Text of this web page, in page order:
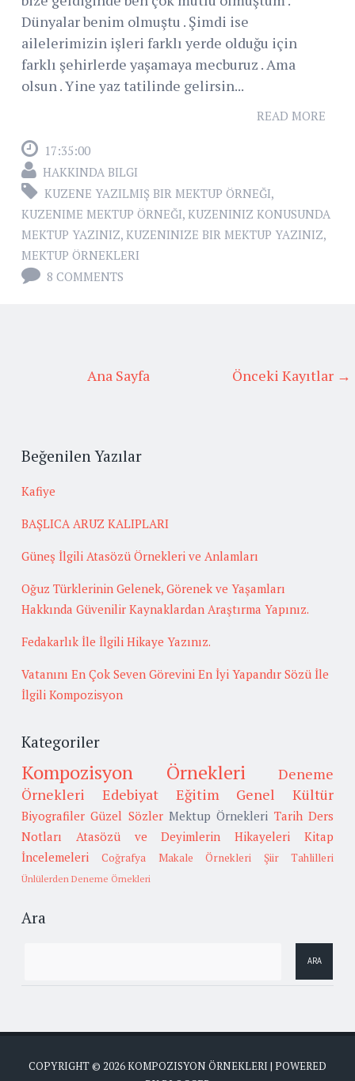
Dünyalar benim olmuştu . Şimdi ise
ailelerimizin işleri farklı yerde olduğu için
farklı şehirlerde yaşamaya mecburuz . Ama
olsun . Yine yaz tatilinde gelirsin...
READ MORE
17:35:00
HAKKINDA BILGI
KUZENE YAZILMIŞ BIR MEKTUP ÖRNEĞI,
KUZENIME MEKTUP ÖRNEĞI, KUZENINIZ KONUSUNDA
MEKTUP YAZINIZ, KUZENINIZE BIR MEKTUP YAZINIZ,
MEKTUP ÖRNEKLERI
8 COMMENTS
Önceki Kayıtlar →
Ana Sayfa
Beğenilen Yazılar
Kafiye
BAŞLICA ARUZ KALIPLARI
Güneş İlgili Atasözü Örnekleri ve Anlamları
Oğuz Türklerinin Gelenek, Görenek ve Yaşamları
Hakkında Güvenilir Kaynaklardan Araştırma Yapınız.
Fedakarlık İle İlgili Hikaye Yazınız.
Vatanını En Çok Seven Görevini En İyi Yapandır Sözü İle
İlgili Kompozisyon
Kategoriler
Kompozisyon Örnekleri
Deneme
Örnekleri
Edebiyat Eğitim Genel Kültür
Biyografiler Güzel Sözler Mektup Örnekleri Tarih Ders
Notları
Atasözü ve Deyimlerin Hikayeleri
Kitap
İncelemeleri
Coğrafya Makale Örnekleri Şiir Tahlilleri
Ünlülerden Deneme Örnekleri
Ara
COPYRIGHT © 2026KOMPOZISYON ÖRNEKLERI | POWERED